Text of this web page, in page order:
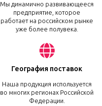
Мы динамично развивающееся
предприятие, которое
работает на российском рынке
уже более полувека.
География поставок
Наша продукция используется
во многих регионах Российской
Федерации.